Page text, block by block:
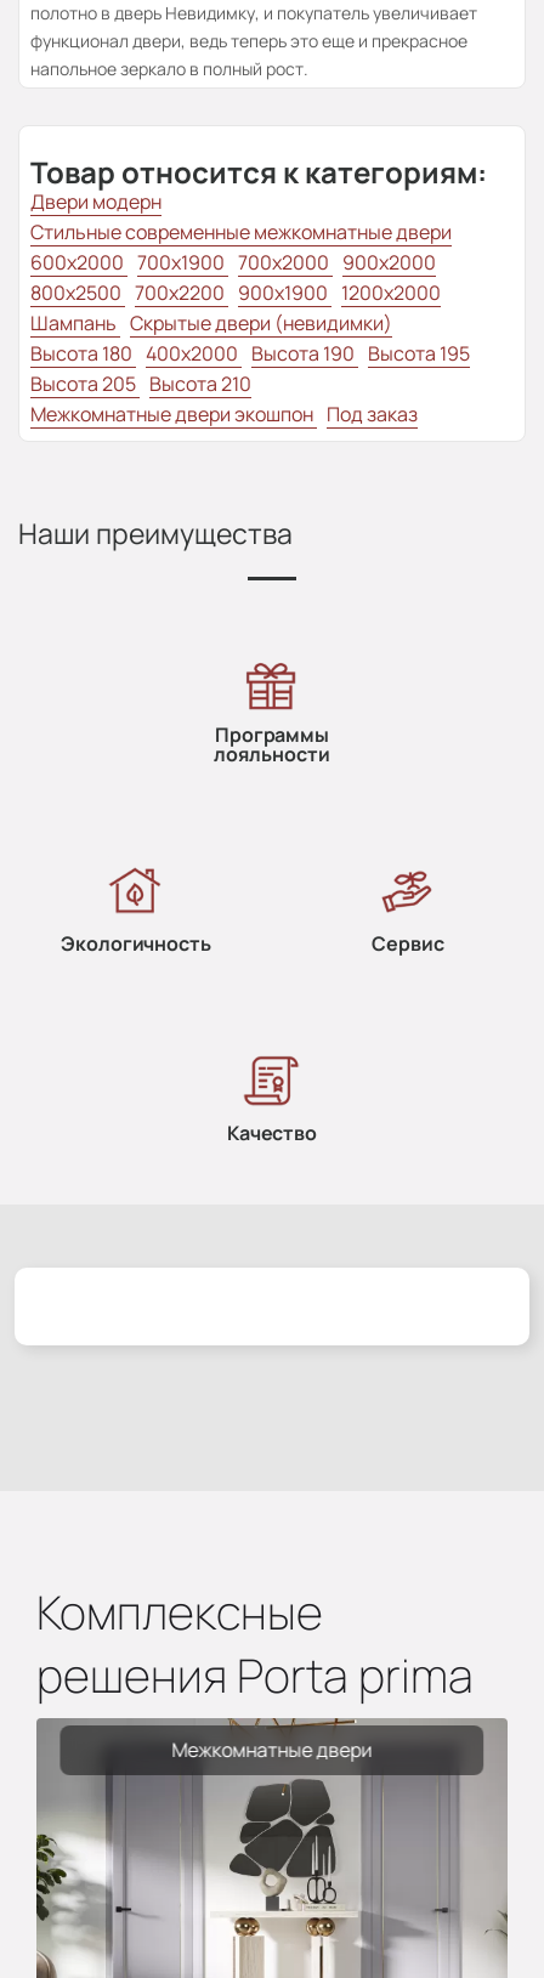
полотно в дверь Невидимку, и покупатель увеличивает
функционал двери, ведь теперь это еще и прекрасное
напольное зеркало в полный рост.
Товар относится к категориям:
Двери модерн
Стильные современные межкомнатные двери
600x2000 700x1900 700x2000 900x2000
800х2500 700x2200 900x1900 1200x2000
Шампань Скрытые двери (невидимки)
Высота 180 400x2000 Высота 190 Высота 195
Высота 205 Высота 210
Межкомнатные двери экошпон Под заказ
Наши преимущества
Программы
лояльности
Экологичность Сервис
Качество
Комплексные
решения Porta prima
Межкомнатные двери